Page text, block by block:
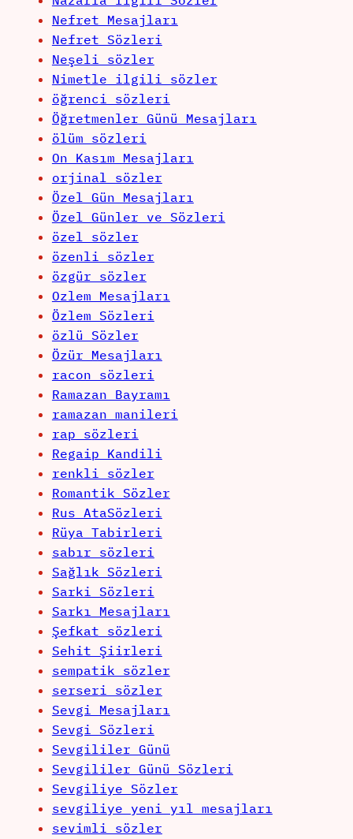
Nefret Mesajları
Nefret Sözleri
Neşeli sözler
Nimetle ilgili sözler
öğrenci sözleri
Öğretmenler Günü Mesajları
ölüm sözleri
On Kasım Mesajları
orjinal sözler
Özel Gün Mesajları
Özel Günler ve Sözleri
özel sözler
özenli sözler
özgür sözler
Ozlem Mesajları
Özlem Sözleri
özlü Sözler
Özür Mesajları
racon sözleri
Ramazan Bayramı
ramazan manileri
rap sözleri
Regaip Kandili
renkli sözler
Romantik Sözler
Rus AtaSözleri
Rüya Tabirleri
sabır sözleri
Sağlık Sözleri
Sarki Sözleri
Sarkı Mesajları
Şefkat sözleri
Sehit Şiirleri
sempatik sözler
serseri sözler
Sevgi Mesajları
Sevgi Sözleri
Sevgililer Günü
Sevgililer Günü Sözleri
Sevgiliye Sözler
sevgiliye yeni yıl mesajları
sevimli sözler